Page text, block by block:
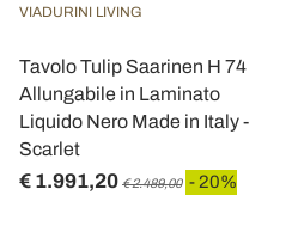
VIADURINI LIVING
Tavolo Tulip Saarinen H 74
Allungabile in Laminato
Liquido Nero Made in Italy -
Scarlet
€ 1.991,20 € 2.489,00 - 20%